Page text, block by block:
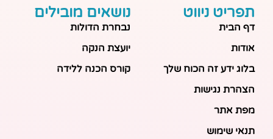
תפריט ניווט
דף הבית
אודות
בלוג ידע זה הכוח שלך
הצהרת נגישות
מפת אתר
תנאי שימוש
נושאים מובילים
נבחרת הדולות
יועצת הנקה
קורס הכנה ללידה